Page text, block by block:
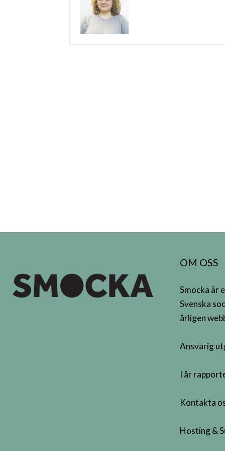
OM OSS
Smocka är
Svenska
årligen
Ansvarig
I år
Kontakta
Hosting &